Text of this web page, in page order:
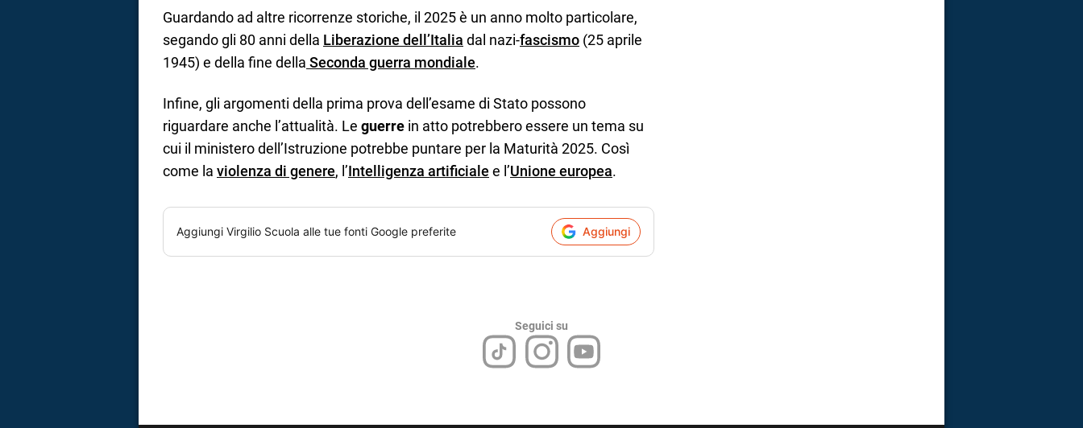
Guardando ad altre ricorrenze storiche, il 2025 è un anno molto particolare,
segando gli 80 anni della Liberazione dell’Italia dal nazi-fascismo (25 aprile
1945) e della fine della Seconda guerra mondiale.
Infine, gli argomenti della prima prova dell’esame di Stato possono
riguardare anche l’attualità. Le guerre in atto potrebbero essere un tema su
cui il ministero dell’Istruzione potrebbe puntare per la Maturità 2025. Così
come la violenza di genere, l’Intelligenza artificiale e l’Unione europea.
Aggiungi Virgilio Scuola alle tue fonti Google preferite Aggiungi
Seguici su